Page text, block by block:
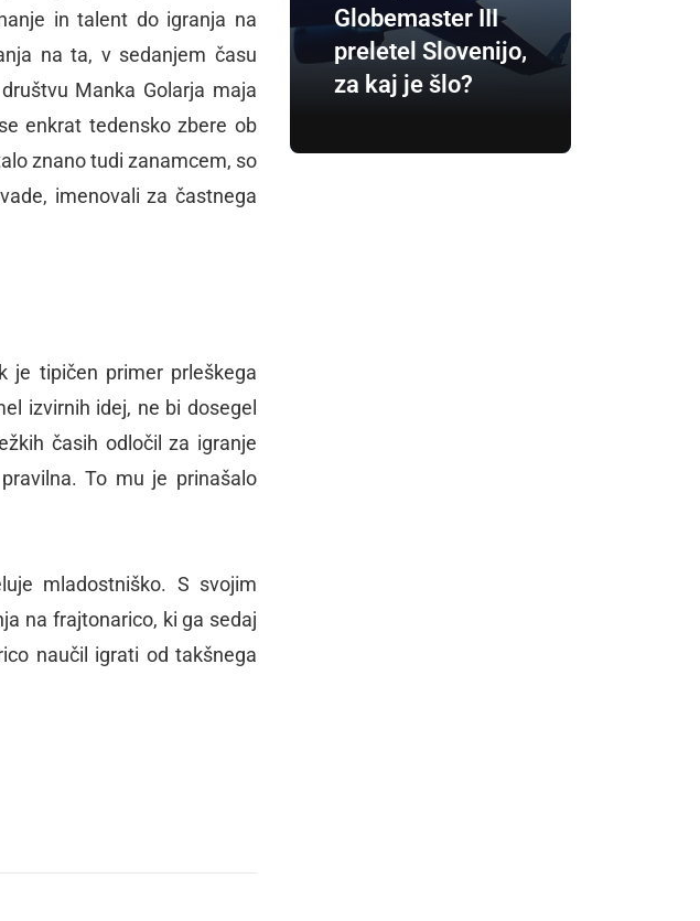
in talent do igranja na
na ta, v sedanjem času
Manka Golarja maja
enkrat tedensko zbere ob
znano tudi zanamcem, so
imenovali za častnega
je tipičen primer prleškega
izvirnih idej, ne bi dosegel
časih odločil za igranje
To mu je prinašalo
mladostniško. S svojim
na frajtonarico, ki ga sedaj
naučil igrati od takšnega
Globemaster III
preletel Slovenijo,
za kaj je šlo?